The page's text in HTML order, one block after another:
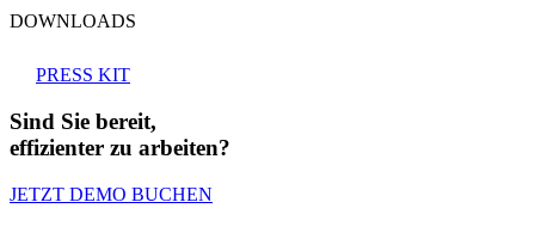
DOWNLOADS
PRESS KIT
Sind Sie bereit,
effizienter zu arbeiten?
JETZT DEMO BUCHEN